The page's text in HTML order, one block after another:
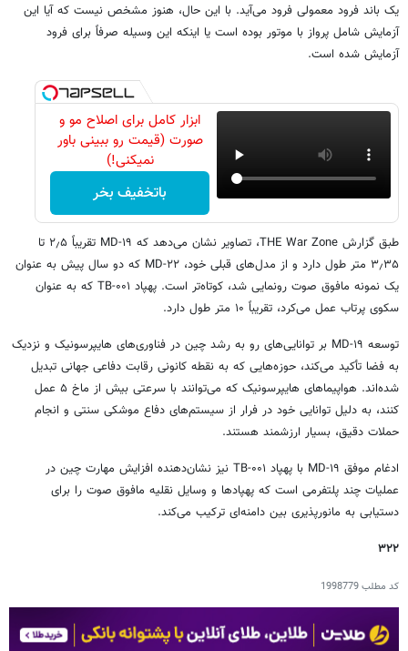
یک باند فرود معمولی فرود می‌آید. با این حال، هنوز مشخص نیست که آیا این
آزمایش شامل پرواز با موتور بوده است یا اینکه این وسیله صرفاً برای فرود
آزمایش شده است.
ابزار کامل برای اصلاح مو و
صورت (قیمت رو ببینی باور
نمیکنی!)
باتخفیف بخر
طبق گزارش THE War Zone، تصاویر نشان می‌دهد که MD-۱۹ تقریباً ۲٫۵ تا
۳٫۳۵ متر طول دارد و از مدل‌های قبلی خود، MD-۲۲ که دو سال پیش به عنوان
یک نمونه مافوق صوت رونمایی شد، کوتاه‌تر است. پهپاد TB-۰۰۱ که به عنوان
سکوی پرتاب عمل می‌کرد، تقریباً ۱۰ متر طول دارد.
توسعه MD-۱۹ بر توانایی‌های رو به رشد چین در فناوری‌های هایپرسونیک و نزدیک
به فضا تأکید می‌کند، حوزه‌هایی که به نقطه کانونی رقابت دفاعی جهانی تبدیل
شده‌اند. هواپیماهای هایپرسونیک که می‌توانند با سرعتی بیش از ماخ ۵ عمل
کنند، به دلیل توانایی خود در فرار از سیستم‌های دفاع موشکی سنتی و انجام
حملات دقیق، بسیار ارزشمند هستند.
ادغام موفق MD-۱۹ با پهپاد TB-۰۰۱ نیز نشان‌دهنده افزایش مهارت چین در
عملیات چند پلتفرمی است که پهپادها و وسایل نقلیه مافوق صوت را برای
دستیابی به مانورپذیری بین دامنه‌ای ترکیب می‌کند.
۳۲۲
کد مطلب1998779